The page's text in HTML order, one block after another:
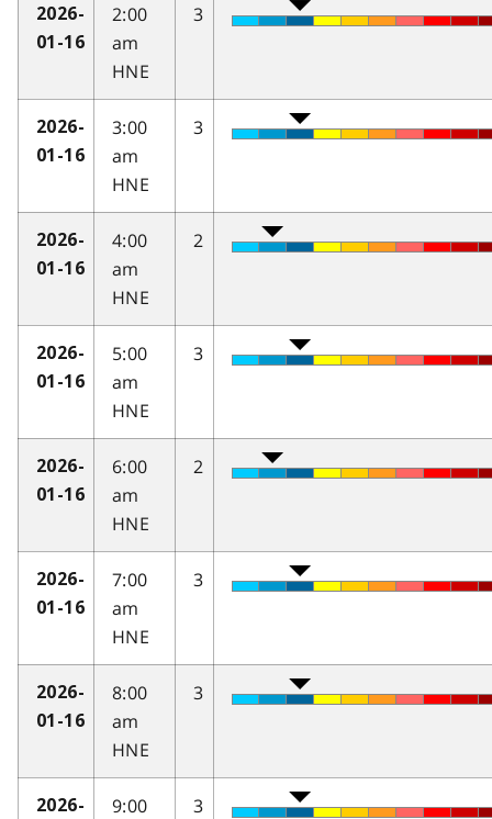
2026-
01-16
2:00
am
HNE
3
2026-
01-16
3:00
am
HNE
3
2026-
01-16
4:00
am
HNE
2
2026-
01-16
5:00
am
HNE
3
2026-
01-16
6:00
am
HNE
2
2026-
01-16
7:00
am
HNE
3
2026-
01-16
8:00
am
HNE
3
2026-
9:00
3